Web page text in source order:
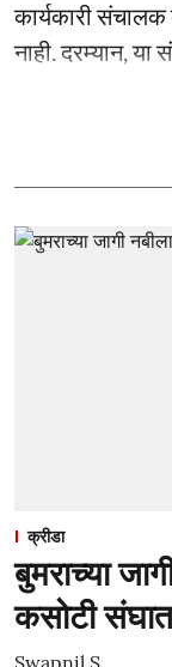
कार्यकारी
नाही. दरम्यान, या
क्रीडा
बुमराच्या
कसोटी
Swapnil S